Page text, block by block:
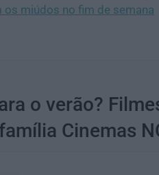
miúdos no fim de semana
o verão?
Cinemas